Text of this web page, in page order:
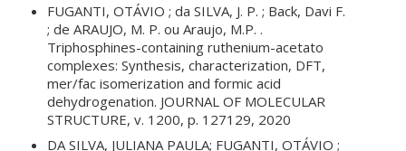
FUGANTI, OTÁVIO ; da SILVA, J. P. ; Back, Davi F.
; de ARAUJO, M. P. ou Araujo, M.P. .
Triphosphines-containing ruthenium-acetato
complexes: Synthesis, characterization, DFT,
mer/fac isomerization and formic acid
dehydrogenation. JOURNAL OF MOLECULAR
STRUCTURE, v. 1200, p. 127129, 2020
DA SILVA, JULIANA PAULA; FUGANTI, OTÁVIO ;